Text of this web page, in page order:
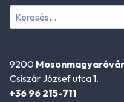
Keresés:
9200
Csiszár József utca 1.
+36 96 215-711